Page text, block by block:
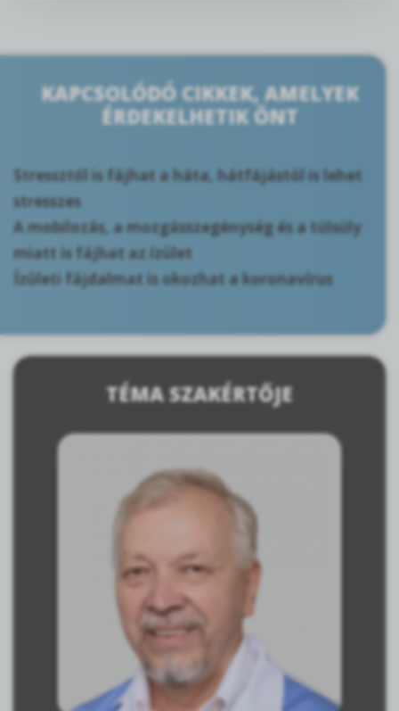
KAPCSOLÓDÓ CIKKEK, AMELYEK
ÉRDEKELHETIK ÖNT
Stressztől is fájhat a háta, hátfájástól is lehet
stresszes
A mobilozás, a mozgásszegénység és a túlsúly
miatt is fájhat az ízület
Ízületi fájdalmat is okozhat a koronavírus
TÉMA SZAKÉRTŐJE